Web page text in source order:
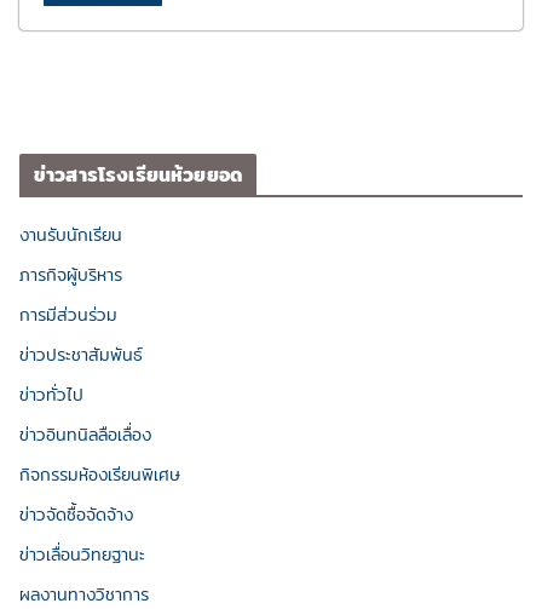
ข่าวสารโรงเรียนห้วยยอด
งานรับนักเรียน
ภารกิจผู้บริหาร
การมีส่วนร่วม
ข่าวประชาสัมพันธ์
ข่าวทั่วไป
ข่าวอินทนิลลือเลื่อง
กิจกรรมห้องเรียนพิเศษ
ข่าวจัดซื้อจัดจ้าง
ข่าวเลื่อนวิทยฐานะ
ผลงานทางวิชาการ